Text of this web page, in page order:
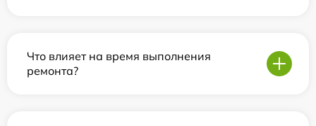
Что влияет на время выполнения
ремонта?